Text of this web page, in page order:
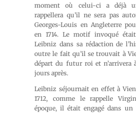
moment où celui-ci a déjà
rappellera qu’il ne sera pas
Georges-Louis en Angleterre
en 1714. Le motif invoqué
Leibniz dans sa rédaction de
outre le fait qu’il se trouvait à
départ du futur roi et n’arrivera
jours après.
Leibniz séjournait en effet à
1712, comme le rappelle
époque, il était engagé dans